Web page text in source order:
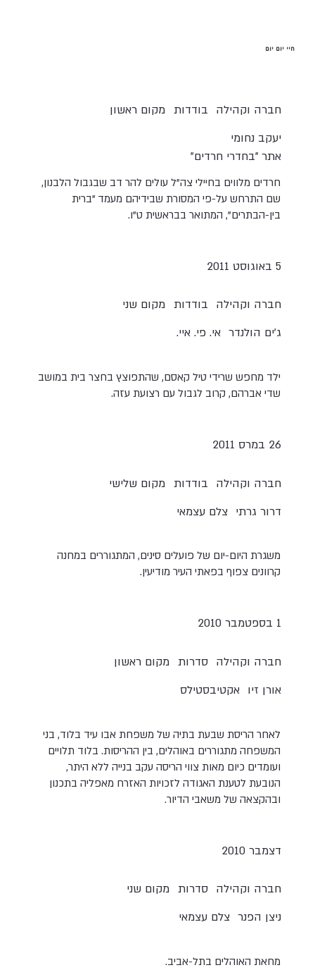
חיי יום יום
מקום ראשון בודדות חברה וקהילה
יעקב נחומי
אתר "בחדרי חרדים"
חרדים מלווים בחיילי צה"ל עולים להר דב שבגבול הלבנון,
שם התרחש על-פי המסורת שבידיהם מעמד "ברית
בין-הבתרים", המתואר בבראשית ט"ו.
5 באוגוסט 2011
מקום שני בודדות חברה וקהילה
אי. פי. איי. ג'ים הולנדר
ילד מחפש שרידי טיל קאסם, שהתפוצץ בחצר בית במושב
שדי אברהם, קרוב לגבול עם רצועת עזה.
26 במרס 2011
מקום שלישי בודדות חברה וקהילה
צלם עצמאי דרור גרתי
משגרת היום-יום של פועלים סינים, המתגוררים במחנה
קרוונים צפוף בפאתי העיר מודיעין.
1 בספטמבר 2010
מקום ראשון סדרות חברה וקהילה
אקטיבסטילס אורן זיו
לאחר הריסת שבעת בתיה של משפחת אבו עיד בלוד, בני
המשפחה מתגוררים באוהלים, בין ההריסות. בלוד תלויים
ועומדים כיום מאות צווי הריסה עקב בנייה ללא היתר,
הנובעת לטענת האגודה לזכויות האזרח מאפליה בתכנון
ובהקצאה של משאבי הדיור.
דצמבר 2010
מקום שני סדרות חברה וקהילה
צלם עצמאי ניצן הפנר
מחאת האוהלים בתל-אביב.